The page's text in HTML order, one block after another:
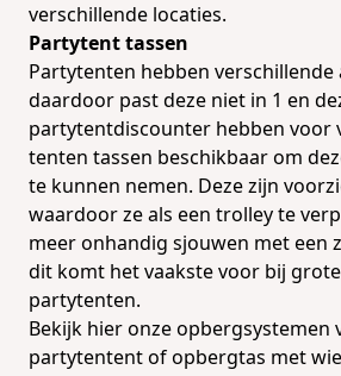
verschillende locaties.
Partytent tassen
Partytenten hebben
daardoor past deze niet in 1 en
partytentdiscounter hebben voor
tenten tassen beschikbaar om
te kunnen nemen. Deze zijn
waardoor ze als een trolley te
meer onhandig sjouwen met een
dit komt het vaakste voor bij
partytenten.
Bekijk hier onze opbergsystemen
partytentent ofopbergtas met